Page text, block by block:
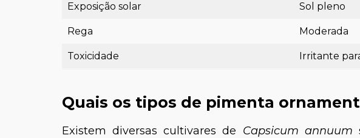
Exposição solar Sol pleno
Rega Moderada
Toxicidade Irritante
Quais os tipos de pimenta
Existem diversas cultivares de Capsicum annuum